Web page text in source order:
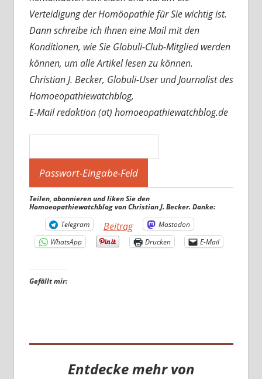
Verteidigung der Homöopathie für Sie wichtig ist.
Dann schreibe ich Ihnen eine Mail mit den
Konditionen, wie Sie Globuli-Club-Mitglied werden
können, um alle Artikel lesen zu können.
Christian J. Becker, Globuli-User und Journalist des
Homoeopathiewatchblog,
E-Mail redaktion (at) homoeopathiewatchblog.de
Teilen, abonnieren und liken Sie den
Homoeopathiewatchblog von Christian J. Becker. Danke:
Telegram
Beitrag
Mastodon
WhatsApp
Drucken E-Mail
Gefällt mir:
Entdecke mehr von